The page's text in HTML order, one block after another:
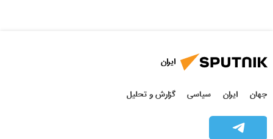
ایران
جهان ایران سیاسی گزارش و تحلیل